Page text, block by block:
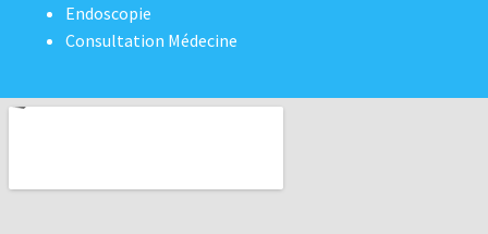
Endoscopie
Consultation Médecine